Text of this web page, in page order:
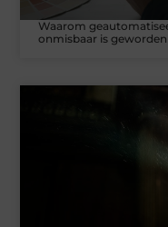
Waarom
onmisbaar is